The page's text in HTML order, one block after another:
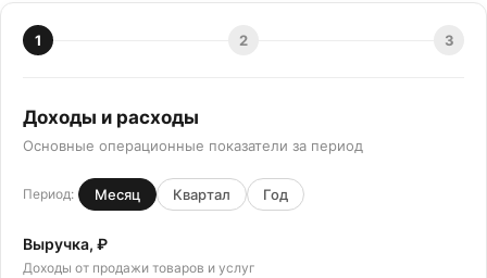
1 2 3
Доходы и расходы
Основные операционные показатели за период
Период: Месяц Квартал Год
Выручка, ₽
Доходы от продажи товаров и услуг